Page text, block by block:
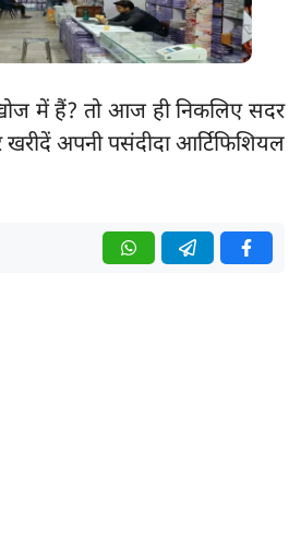
में हैं? तो आज ही निकलिए सदर
अपनी पसंदीदा आर्टिफिशियल